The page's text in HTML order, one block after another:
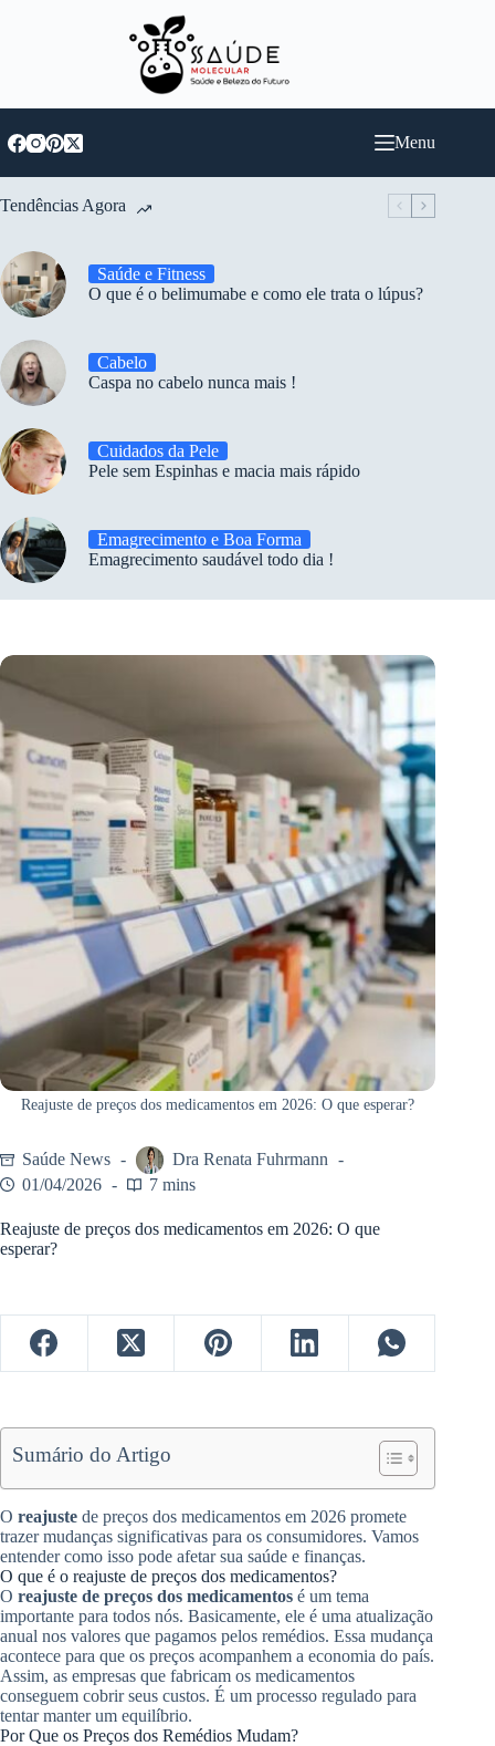
Menu
Tendências Agora
Saúde e Fitness
O que é o belimumabe e como ele trata o lúpus?
Cabelo
Caspa no cabelo nunca mais !
Cuidados da Pele
Pele sem Espinhas e macia mais rápido
Emagrecimento e Boa Forma
Emagrecimento saudável todo dia !
Reajuste de preços dos medicamentos em 2026: O que esperar?
Saúde News
Dra Renata Fuhrmann
01/04/2026
7 mins
Reajuste de preços dos medicamentos em 2026: O que
esperar?
Sumário do Artigo
O reajuste de preços dos medicamentos em 2026 promete
trazer mudanças significativas para os consumidores. Vamos
entender como isso pode afetar sua saúde e finanças.
O que é o reajuste de preços dos medicamentos?
O reajuste de preços dos medicamentos é um tema
importante para todos nós. Basicamente, ele é uma atualização
anual nos valores que pagamos pelos remédios. Essa mudança
acontece para que os preços acompanhem a economia do país.
Assim, as empresas que fabricam os medicamentos
conseguem cobrir seus custos. É um processo regulado para
tentar manter um equilíbrio.
Por Que os Preços dos Remédios Mudam?